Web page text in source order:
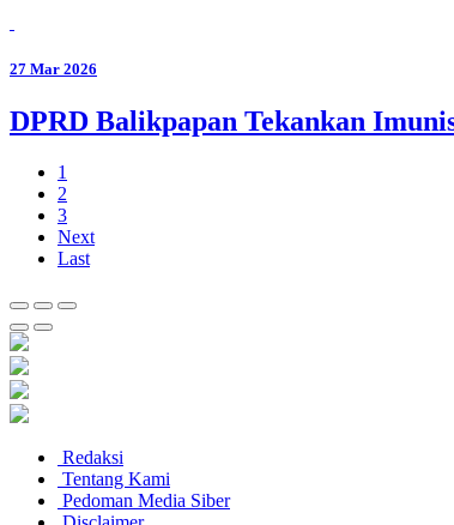
27 Mar 2026
DPRD Balikpapan Tekankan
1
2
3
Next
Last
Redaksi
Tentang Kami
Pedoman Media Siber